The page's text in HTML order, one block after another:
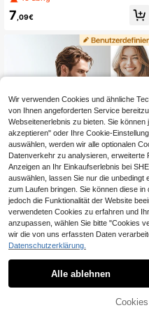
pielzeug, taschengroß tragbares lan
gsam zurückspringendes Accessoir
eug & Schreibtischdekoration
7 ,09€
Personalisiertes Fotokissen - Perso
nalisiertes Kopfkissen - Personalisi
ertes Ganzkörper-Fotokissen - Fot
ocollage Geschenk für Freund/Ehe
mann/Ehefrau - Weihnachtsgesche
nk, Geburtstagsgeschenk, Familien
6,91€
Wir verwenden Cookies und ähnliche
von Ihnen angeforderten Service
Webseitenerlebnis zu bieten. Sie
akzeptieren" oder Ihre Cookie-
auswählen, werden wir alle optionalen
Datenverkehr zu analysieren, erweiterte
Anzeigen an Ihr Einkaufserlebnis bei
auswählen, lassen Sie nur die
zum Laufen bringen. Sie können diese
jedoch die Funktionalität der Website
verwendeten Cookies zu erfahren und
anzupassen, wählen Sie bitte "Cookies
wir die von uns erfassten Daten
Datenschutzerklärung.
Alle ablehnen